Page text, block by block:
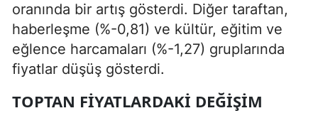
oranında bir artış gösterdi. Diğer taraftan,
haberleşme (%-0,81) ve kültür, eğitim ve
eğlence harcamaları (%-1,27) gruplarında
fiyatlar düşüş gösterdi.
TOPTAN FIYATLARDAKI DEĞIŞIM